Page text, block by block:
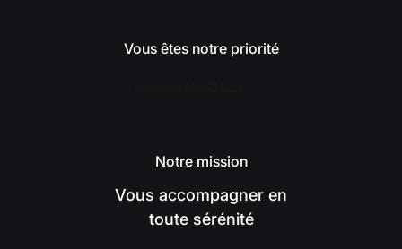
Vous êtes notre priorité
Notre mission
Vous accompagner en
toute sérénité